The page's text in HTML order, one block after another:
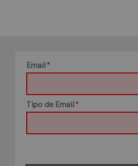
Email
Tipo de Email